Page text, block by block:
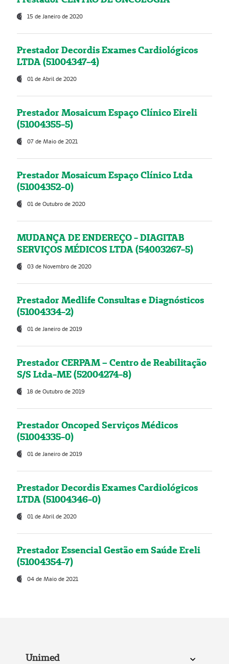
15 de Janeiro de 2020
Prestador Decordis Exames Cardiológicos
LTDA (51004347-4)
01 de Abril de 2020
Prestador Mosaicum Espaço Clínico Eireli
(51004355-5)
07 de Maio de 2021
Prestador Mosaicum Espaço Clínico Ltda
(51004352-0)
01 de Outubro de 2020
MUDANÇA DE ENDEREÇO - DIAGITAB
SERVIÇOS MÉDICOS LTDA (54003267-5)
03 de Novembro de 2020
Prestador Medlife Consultas e Diagnósticos
(51004334-2)
01 de Janeiro de 2019
Prestador CERPAM – Centro de Reabilitação
S/S Ltda-ME (52004274-8)
18 de Outubro de 2019
Prestador Oncoped Serviços Médicos
(51004335-0)
01 de Janeiro de 2019
Prestador Decordis Exames Cardiológicos
LTDA (51004346-0)
01 de Abril de 2020
Prestador Essencial Gestão em Saúde Ereli
(51004354-7)
04 de Maio de 2021
Unimed